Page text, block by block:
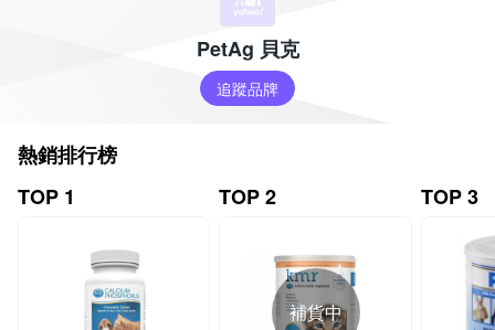
PetAg 貝克
追蹤品牌
熱銷排行榜
TOP 1
TOP 2
補貨中
TOP 3